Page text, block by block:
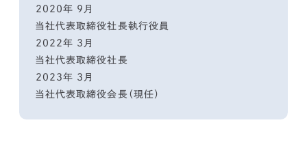
2020年 9月
当社代表取締役社長執行役員
2022年 3月
当社代表取締役社長
2023年 3月
当社代表取締役会長（現任）